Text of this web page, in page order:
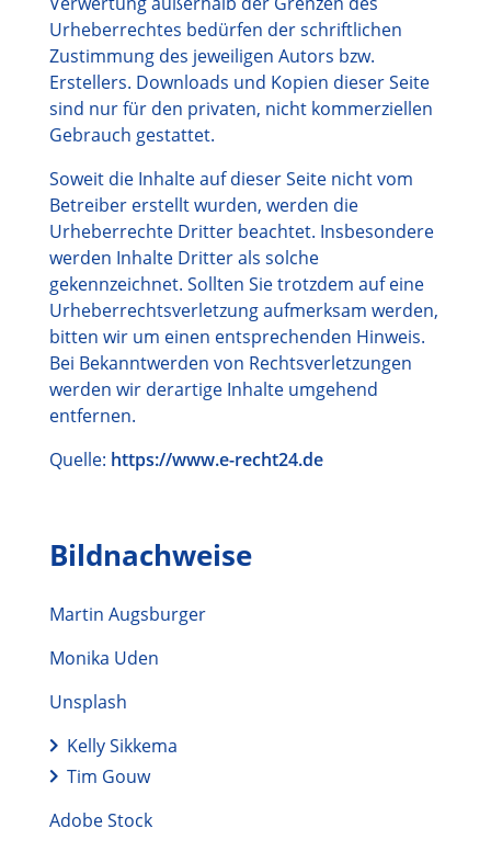
Urheberrechtes bedürfen der schriftlichen
Zustimmung des jeweiligen Autors bzw.
Erstellers. Downloads und Kopien dieser Seite
sind nur für den privaten, nicht kommerziellen
Gebrauch gestattet.
Soweit die Inhalte auf dieser Seite nicht vom
Betreiber erstellt wurden, werden die
Urheberrechte Dritter beachtet. Insbesondere
werden Inhalte Dritter als solche
gekennzeichnet. Sollten Sie trotzdem auf eine
Urheberrechtsverletzung aufmerksam werden,
bitten wir um einen entsprechenden Hinweis.
Bei Bekanntwerden von Rechtsverletzungen
werden wir derartige Inhalte umgehend
entfernen.
Quelle: https://www.e-recht24.de
Bildnachweise
Martin Augsburger
Monika Uden
Unsplash
Kelly Sikkema
Tim Gouw
Adobe Stock